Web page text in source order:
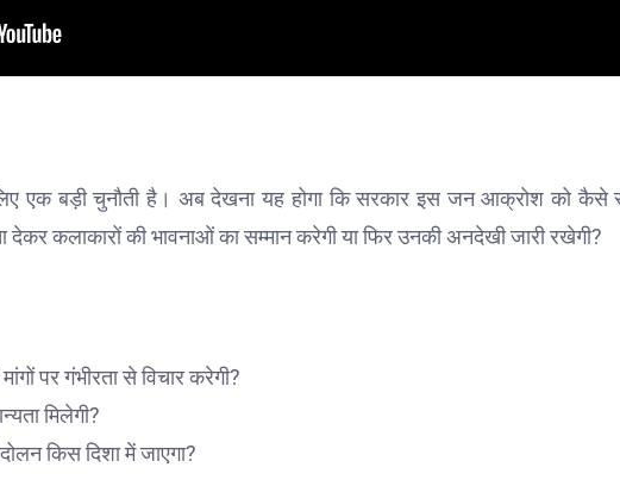
एक बड़ी चुनौती है। अब देखना यह होगा कि सरकार इस जन आक्रोश को कैसे
देकर कलाकारों की भावनाओं का सम्मान करेगी या फिर उनकी अनदेखी जारी रखेगी?
पर गंभीरता से विचार करेगी?
मिलेगी?
किस दिशा में जाएगा?